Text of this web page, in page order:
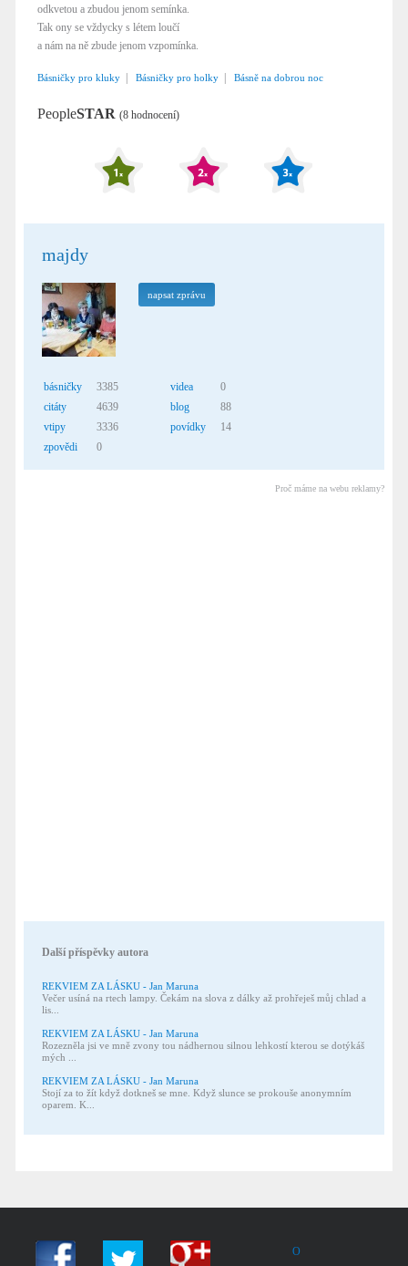
odkvetou a zbudou jenom semínka.
Tak ony se vždycky s létem loučí
a nám na ně zbude jenom vzpomínka.
Básničky pro kluky | Básničky pro holky | Básně na dobrou noc
PeopleSTAR (8 hodnocení)
majdy
napsat zprávu
básničky
3385
citáty
4639
vtipy
3336
zpovědi
0
videa
0
blog
88
povídky
14
Proč máme na webu reklamy?
Další příspěvky autora
REKVIEM ZA LÁSKU - Jan Maruna
Večer usíná na rtech lampy. Čekám na slova z dálky až prohřeješ můj chlad a
lis...
REKVIEM ZA LÁSKU - Jan Maruna
Rozezněla jsi ve mně zvony tou nádhernou silnou lehkostí kterou se dotýkáš
mých ...
REKVIEM ZA LÁSKU - Jan Maruna
Stojí za to žít když dotkneš se mne. Když slunce se prokouše anonymním
oparem. K...
O